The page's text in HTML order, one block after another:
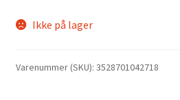
Ikke på lager
Varenummer (SKU): 3528701042718